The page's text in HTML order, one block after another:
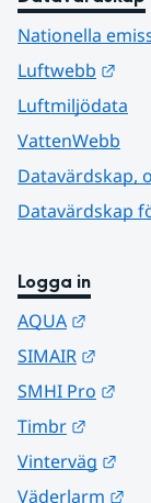
Nationella
Luftwebb
Luftmiljödata
VattenWebb
Datavärdskap,
Datavärdskap
Logga in
AQUA
SIMAIR
SMHI Pro
Timbr
Vinterväg
Väderlarm